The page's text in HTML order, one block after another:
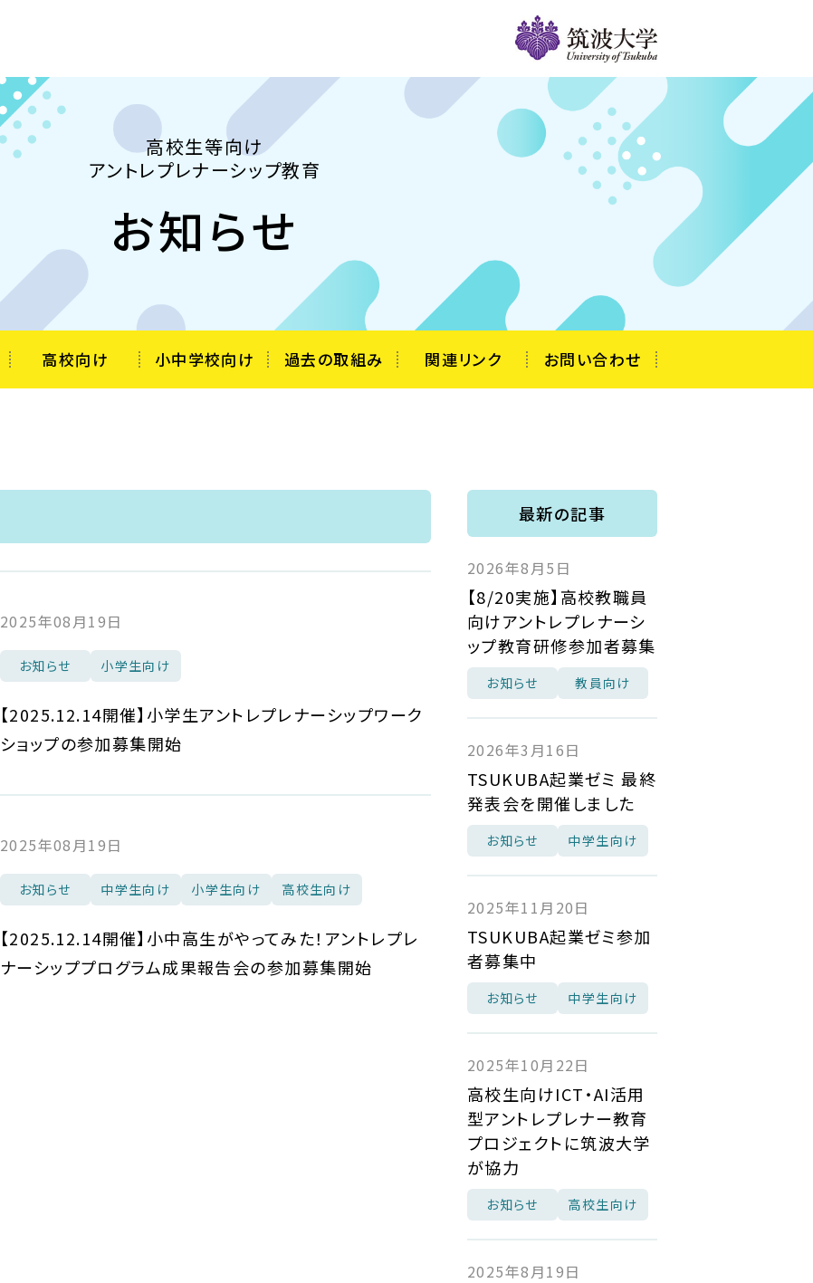
高校生等向け
アントレプレナーシップ教育
お知らせ
高校向け 小中学校向け 過去の取組み 関連リンク お問い合わせ
2025年08月19日
お知らせ 小学生向け
【2025.12.14開催】小学生アントレプレナーシップワーク
ショップの参加募集開始
2025年08月19日
お知らせ 中学生向け 小学生向け 高校生向け
【2025.12.14開催】小中高生がやってみた！アントレプレ
ナーシッププログラム成果報告会の参加募集開始
最新の記事
2026年8月5日
【8/20実施】高校教職員
向けアントレプレナーシ
ップ教育研修参加者募集
お知らせ 教員向け
2026年3月16日
TSUKUBA起業ゼミ 最終
発表会を開催しました
お知らせ 中学生向け
2025年11月20日
TSUKUBA起業ゼミ参加
者募集中
お知らせ 中学生向け
2025年10月22日
高校生向けICT・AI活用
型アントレプレナー教育
プロジェクトに筑波大学
が協力
お知らせ 高校生向け
2025年8月19日